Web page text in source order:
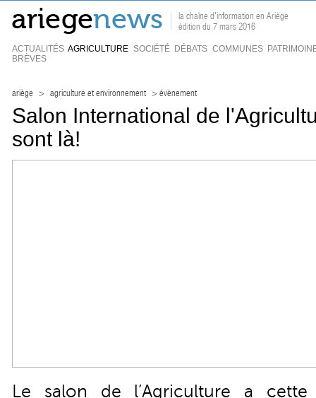
la chaîne d'information en Ariège
édition du 7 mars 2016
ACTUALITÉS AGRICULTURE SOCIÉTÉ DÉBATS COMMUNES
BRÈVES
ariège > agriculture et environnement > évènement
Salon International de
sont là!
Le salon de l’Agriculture a